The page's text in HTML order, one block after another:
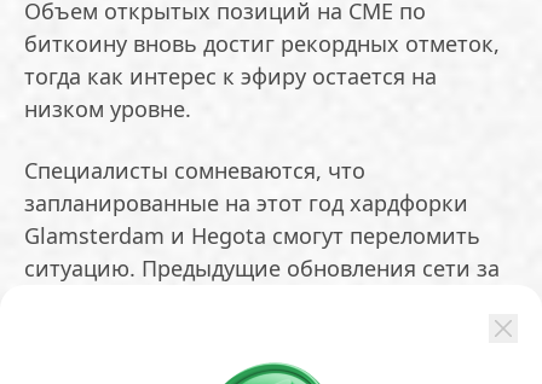
Объем открытых позиций на CME по
биткоину вновь достиг рекордных отметок,
тогда как интерес к эфиру остается на
низком уровне.
Специалисты сомневаются, что
запланированные на этот год хардфорки
Glamsterdam и Hegota смогут переломить
ситуацию. Предыдущие обновления сети за
транзакции в L2-решениях, что уменьшило